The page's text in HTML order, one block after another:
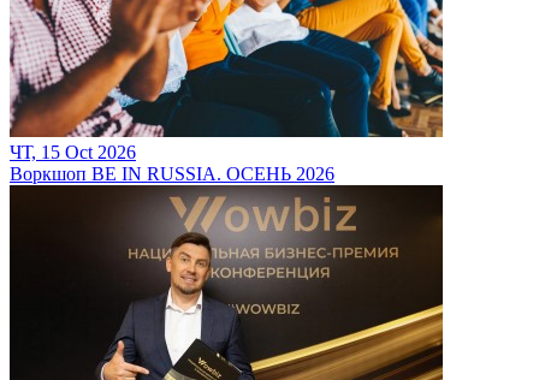
ЧТ, 15 Oct 2026
Воркшоп BE IN RUSSIA. ОСЕНЬ 2026